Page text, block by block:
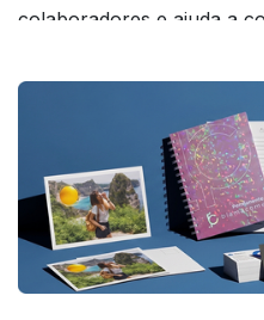
colaboradores e ajuda a